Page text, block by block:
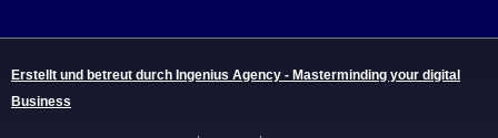
Erstellt und betreut durch Ingenius Agency - Masterminding your digital
Business